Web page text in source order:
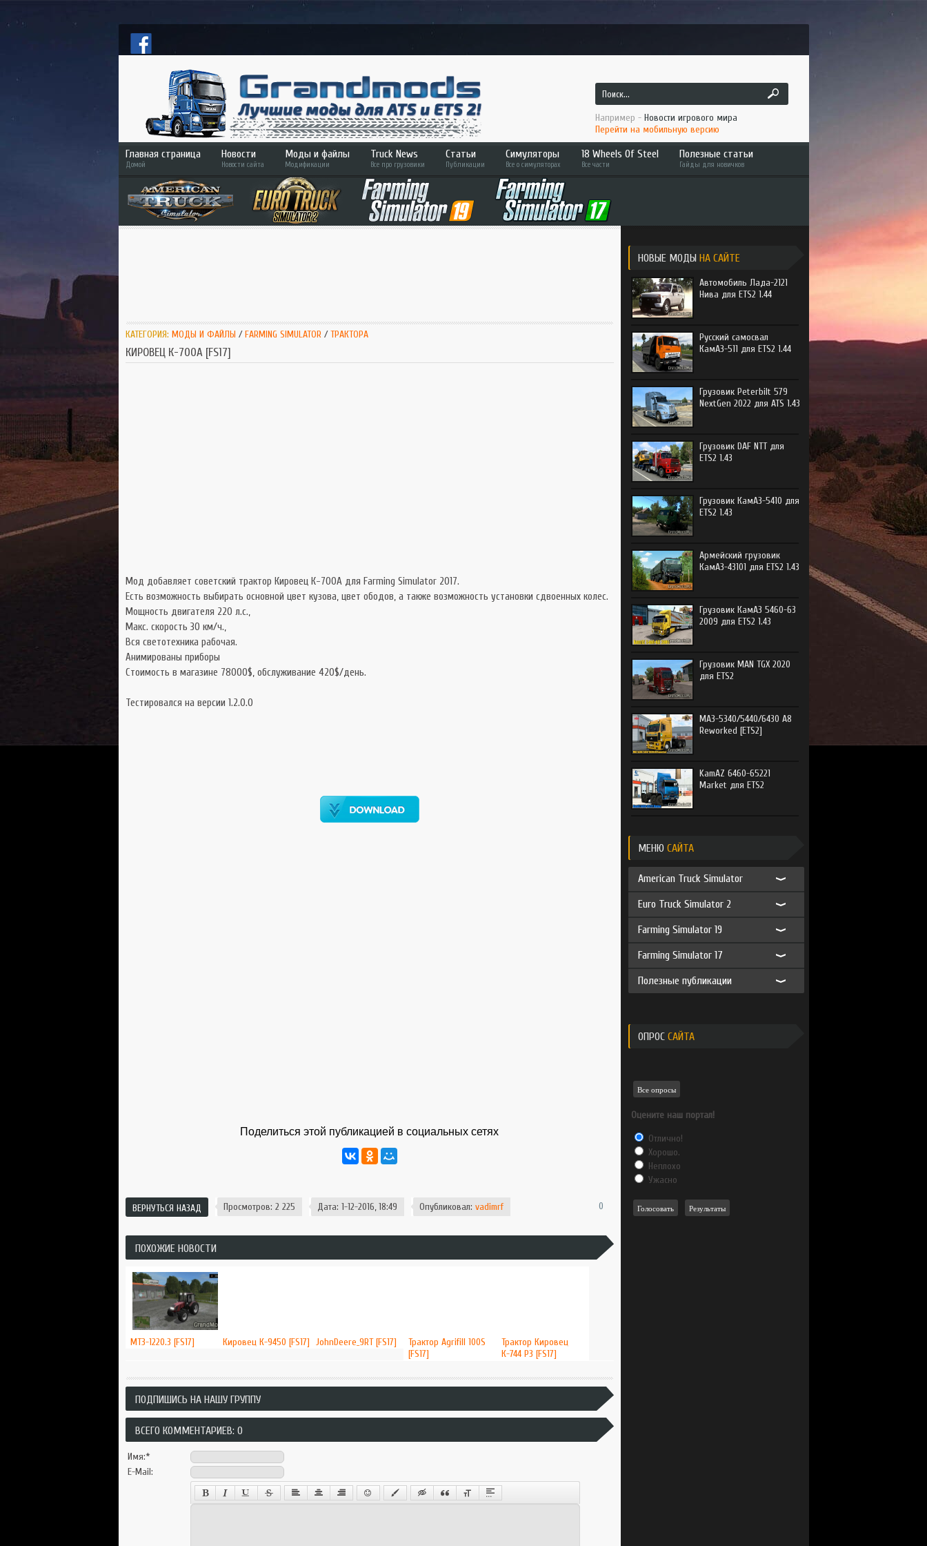
Например - Новости игрового мира
Перейти на мобильную версию
Главная страница
Домой
Новости
Новости сайта
Моды и файлы
Модификации
ETS 2
ATS
Truck News
Все про грузовики
Статьи
Публикации
Симуляторы
Все о симуляторах
ATS
Bus Simulator
18 Wheels Of Steel
Все части
Hard Truck
Across America
American Long Haul
Extreme Trucker
Extreme Trucker 2
Полезные статьи
Гайды для новичков
КАТЕГОРИЯ: МОДЫ И ФАЙЛЫ /FARMING SIMULATOR/ТРАКТОРА
КИРОВЕЦ К-700А [FS17]
Мод добавляет советский трактор Кировец К-700А для Farming Simulator 2017.
Есть возможность выбирать основной цвет кузова, цвет ободов, а также возможность установки сдвоенных колес.
Мощность двигателя 220 л.с.,
Макс. скорость 30 км/ч.,
Вся светотехника рабочая.
Анимированы приборы
Стоимость в магазине 78000$, обслуживание 420$/день.
Тестировался на версии 1.2.0.0
Поделиться этой публикацией в социальных сетях
ВЕРНУТЬСЯ НАЗАД Просмотров: 2 225 Дата: 1-12-2016, 18:49 Опубликовал: vadimrf 0
ПОХОЖИЕ НОВОСТИ
МТЗ-1220.3 [FS17] Кировец К-9450 [FS17] JohnDeere_9RT [FS17]
Трактор Agrifill 100S
[FS17]
Трактор Кировец
К-744 Р3 [FS17]
ПОДПИШИСЬ НА НАШУ ГРУППУ
ВСЕГО КОММЕНТАРИЕВ: 0
Имя:*
E-Mail:
НОВЫЕ МОДЫ НА САЙТЕ
Автомобиль Лада-2121
Нива для ETS2 1.44
Русский самосвал
КамАЗ-511 для ETS2 1.44
Грузовик Peterbilt 579
NextGen 2022 для ATS 1.43
Грузовик DAF NTT для
ETS2 1.43
Грузовик КамАЗ-5410 для
ETS2 1.43
Армейский грузовик
КамАЗ-43101 для ETS2 1.43
Грузовик КамАЗ 5460-63
2009 для ETS2 1.43
Грузовик MAN TGX 2020
для ETS2
МАЗ-5340/5440/6430 А8
Reworked [ETS2]
KamAZ 6460-65221
Market для ETS2
МЕНЮ САЙТА
American Truck Simulator
Euro Truck Simulator 2
Farming Simulator 19
Farming Simulator 17
Полезные публикации
ОПРОС САЙТА
Все опросы
Оцените наш портал!
Отлично!
Хорошо.
Неплохо
Ужасно
Голосовать Результаты